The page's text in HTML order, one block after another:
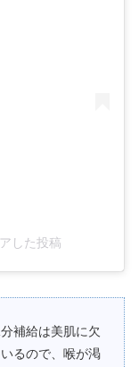
した投稿
補給は美肌に欠
るので、喉が渇